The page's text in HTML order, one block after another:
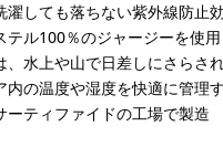
濯しても落ちない紫外線防止
テル100％のジャージーを使
、水上や山で日差しにさらさ
内の温度や湿度を快適に管理
ーティファイドの工場で製造